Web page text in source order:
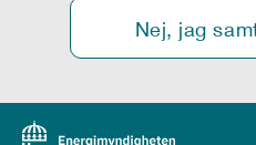
Nej, jag